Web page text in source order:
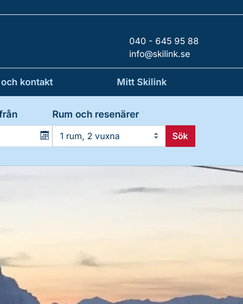
040 - 645 95 88
info@skilink.se
kontakt Mitt Skilink
Rum och resenärer
1 rum, 2 vuxna Sök